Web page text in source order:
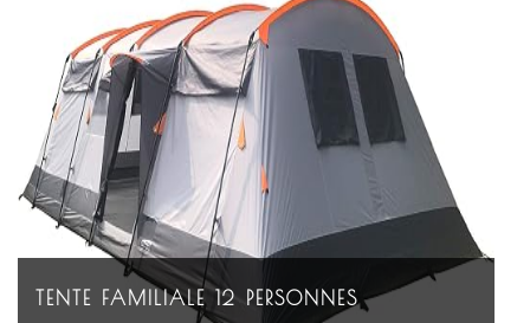
TENTE FAMILIALE 12 PERSONNES